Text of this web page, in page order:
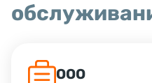
ООО